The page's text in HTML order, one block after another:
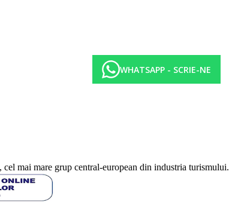
WHATSAPP - SCRIE-NE
, cel mai mare grup central-european din industria turismului.